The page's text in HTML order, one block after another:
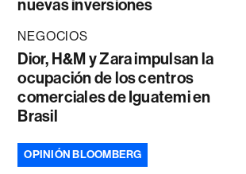
nuevas inversiones
NEGOCIOS
Dior, H&M y Zara impulsan la
ocupación de los centros
comerciales de Iguatemi en
Brasil
OPINIÓN BLOOMBERG